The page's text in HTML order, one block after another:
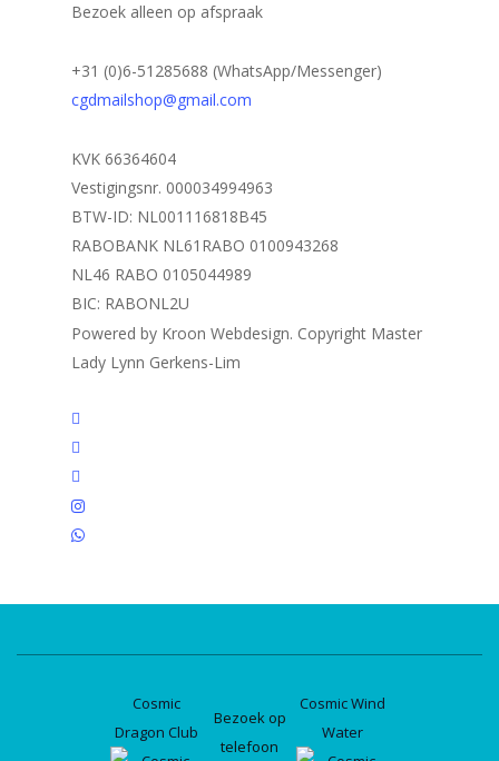
Bezoek alleen op afspraak
+31 (0)6-51285688 (WhatsApp/Messenger)
cgdmailshop@gmail.com
KVK 66364604
Vestigingsnr. 000034994963
BTW-ID: NL001116818B45
RABOBANK NL61RABO 0100943268
NL46 RABO 0105044989
BIC: RABONL2U
Powered by Kroon Webdesign. Copyright Master
Lady Lynn Gerkens-Lim
twitter
facebook
linkedin
instagram
whatsapp
Cosmic
Dragon Club
Bezoek op
telefoon
Cosmic Wind
Water